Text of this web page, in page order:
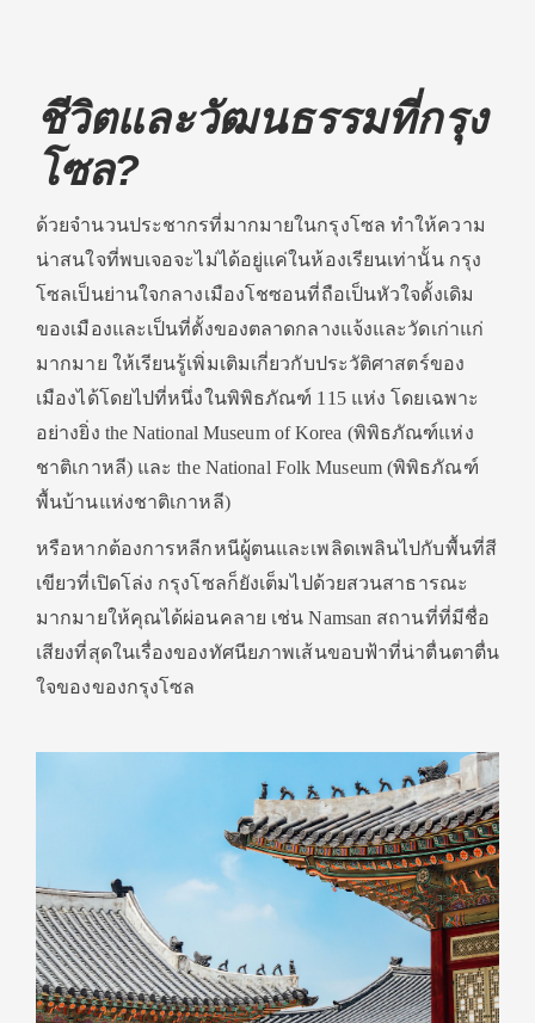
ชีวิตและวัฒนธรรมที่กรุง
โซล?
ด้วยจำนวนประชากรที่มากมายในกรุงโซล ทำให้ความ
น่าสนใจที่พบเจอจะไม่ได้อยู่แค่ในห้องเรียนเท่านั้น กรุง
โซลเป็นย่านใจกลางเมืองโชซอนที่ถือเป็นหัวใจดั้งเดิม
ของเมืองและเป็นที่ตั้งของตลาดกลางแจ้งและวัดเก่าแก่
มากมาย ให้เรียนรู้เพิ่มเติมเกี่ยวกับประวัติศาสตร์ของ
เมืองได้โดยไปที่หนึ่งในพิพิธภัณฑ์ 115 แห่ง โดยเฉพาะ
อย่างยิ่ง the National Museum of Korea (พิพิธภัณฑ์แห่ง
ชาติเกาหลี) และ the National Folk Museum (พิพิธภัณฑ์
พื้นบ้านแห่งชาติเกาหลี)
หรือหากต้องการหลีกหนีผู้ตนและเพลิดเพลินไปกับพื้นที่สี
เขียวที่เปิดโล่ง กรุงโซลก็ยังเต็มไปด้วยสวนสาธารณะ
มากมายให้คุณได้ผ่อนคลาย เช่น Namsan สถานที่ที่มีชื่อ
เสียงที่สุดในเรื่องของทัศนียภาพเส้นขอบฟ้าที่น่าตื่นตาตื่น
ใจของของกรุงโซล